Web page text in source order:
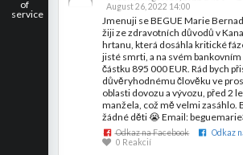
of
service
August 26, 2022 14:00
Jmenuji se BEGUE Marie
žiji ze zdravotních důvodů v
hrtanu, která dosáhla kritické
jisté smrti, a na svém
částku 895 000 EUR. Rád bych
důvěryhodnému člověku ve
oblasti dovozu a vývozu, před 2
manžela, což mě velmi zasáhlo.
žádné děti 😭 Email:
Odkaz na Facebook Odkaz
0 Reakcií